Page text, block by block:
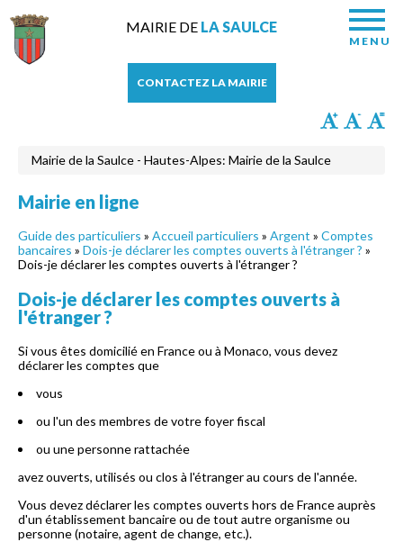
MAIRIE DE LA SAULCE
MENU
CONTACTEZ LA MAIRIE
Mairie de la Saulce - Hautes-Alpes: Mairie de la Saulce
Mairie en ligne
Guide des particuliers » Accueil particuliers » Argent » Comptes
bancaires » Dois-je déclarer les comptes ouverts à l'étranger ? »
Dois-je déclarer les comptes ouverts à l'étranger ?
Dois-je déclarer les comptes ouverts à
l'étranger ?
Si vous êtes domicilié en France ou à Monaco, vous devez
déclarer les comptes que
vous
ou l'un des membres de votre foyer fiscal
ou une personne rattachée
avez ouverts, utilisés ou clos à l'étranger au cours de l'année.
Vous devez déclarer les comptes ouverts hors de France auprès
d'un établissement bancaire ou de tout autre organisme ou
personne (notaire, agent de change, etc.).